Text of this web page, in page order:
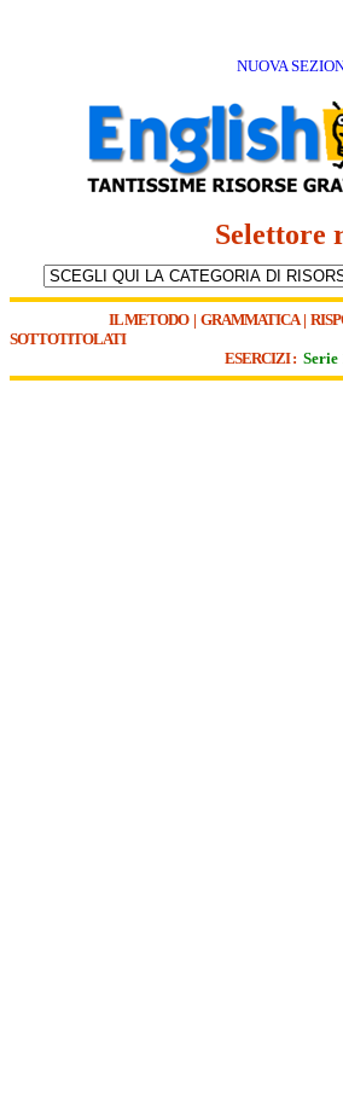
NUOVA
Selettore
IL METODO| GRAMMATICA|
SOTTOTITOLATI
ESERCIZI : Serie